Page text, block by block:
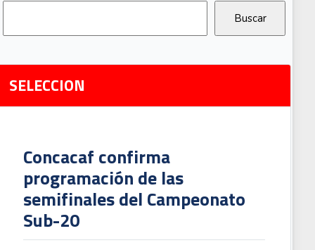
SELECCION
Concacaf confirma
programación de las
semifinales del Campeonato
Sub-20